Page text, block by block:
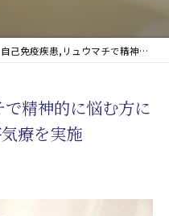
自己免疫疾患,リュウマチで精神的に悩む方に本物の気功師に優る天啓気療を実施
精神的に悩む方に
療を実施